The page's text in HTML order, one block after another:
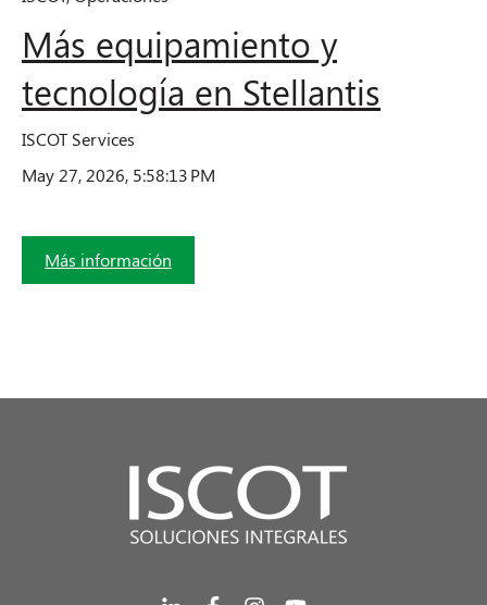
Más equipamiento y
tecnología en Stellantis
ISCOT Services
May 27, 2026, 5:58:13 PM
Más información